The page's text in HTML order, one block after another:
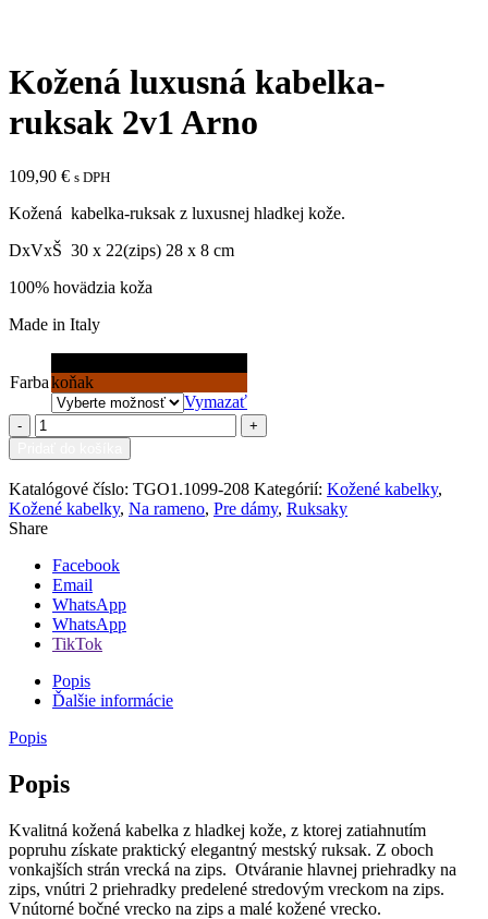
Kožená luxusná kabelka-
ruksak 2v1 Arno
109,90 € s DPH
Kožená kabelka-ruksak z luxusnej hladkej kože.
DxVxŠ 30 x 22(zips) 28 x 8 cm
100% hovädzia koža
Made in Italy
Farbakoňak
Vymazať
množstvo
Kožená
luxusná
kabelka-
ruksak
2v1
Arno
Katalógové číslo: TGO1.1099-208 Kategórií: Kožené kabelky,
Kožené kabelky, Na rameno, Pre dámy, Ruksaky
Share
Facebook
Email
WhatsApp
WhatsApp
TikTok
Popis
Ďalšie informácie
Popis
Popis
Kvalitná kožená kabelka z hladkej kože, z ktorej zatiahnutím
popruhu získate praktický elegantný mestský ruksak. Z oboch
vonkajších strán vrecká na zips. Otváranie hlavnej priehradky na
zips, vnútri 2 priehradky predelené stredovým vreckom na zips.
Vnútorné bočné vrecko na zips a malé kožené vrecko.